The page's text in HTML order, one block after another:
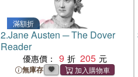
滿額折
2.Jane Austen ─ The Dover
Reader
優惠價： 9 205
無庫存